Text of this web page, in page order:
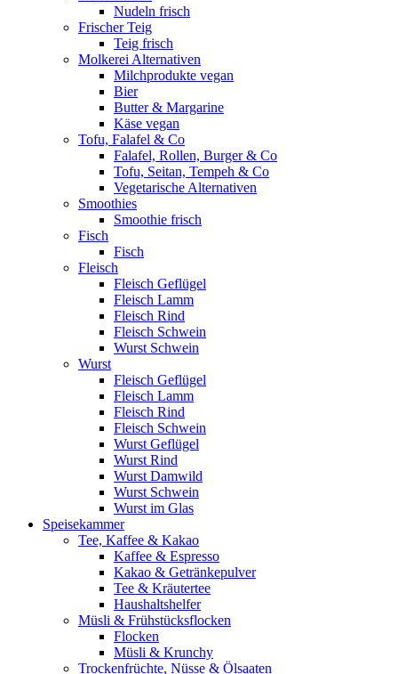
Nudeln frisch
Frischer Teig
Teig frisch
Molkerei Alternativen
Milchprodukte vegan
Bier
Butter & Margarine
Käse vegan
Tofu, Falafel & Co
Falafel, Rollen, Burger & Co
Tofu, Seitan, Tempeh & Co
Vegetarische Alternativen
Smoothies
Smoothie frisch
Fisch
Fisch
Fleisch
Fleisch Geflügel
Fleisch Lamm
Fleisch Rind
Fleisch Schwein
Wurst Schwein
Wurst
Fleisch Geflügel
Fleisch Lamm
Fleisch Rind
Fleisch Schwein
Wurst Geflügel
Wurst Rind
Wurst Damwild
Wurst Schwein
Wurst im Glas
Speisekammer
Tee, Kaffee & Kakao
Kaffee & Espresso
Kakao & Getränkepulver
Tee & Kräutertee
Haushaltshelfer
Müsli & Frühstücksflocken
Flocken
Müsli & Krunchy
Trockenfrüchte, Nüsse & Ölsaaten